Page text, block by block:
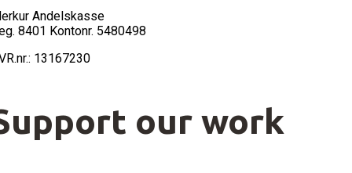
Andelskasse
8401 Kontonr. 5480498
13167230
our work